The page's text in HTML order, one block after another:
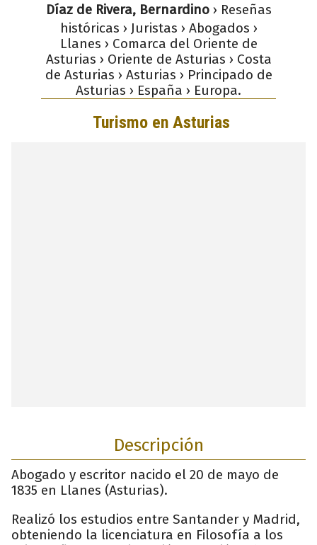
Díaz de Rivera, Bernardino› Reseñas
históricas › Juristas › Abogados ›
Llanes › Comarca del Oriente de
Asturias › Oriente de Asturias › Costa
de Asturias › Asturias › Principado de
Asturias › España › Europa.
Descripción
Abogado y escritor nacido el 20 de mayo de
1835 en Llanes (Asturias).
Realizó los estudios entre Santander y Madrid,
obteniendo la licenciatura en Filosofía a los